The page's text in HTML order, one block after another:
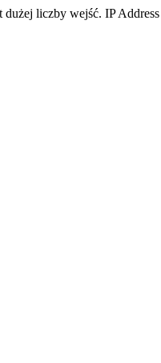
liczby wejść. IP